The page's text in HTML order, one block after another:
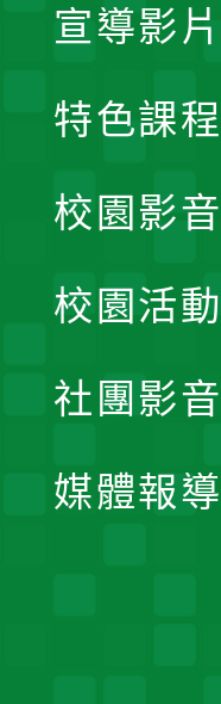
宣導影片
特色課程
校園影音
校園活動
社團影音
媒體報導